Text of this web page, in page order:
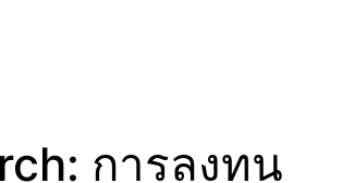
การลงทุน